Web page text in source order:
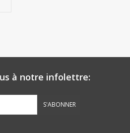
à notre infolettre:
S'ABONNER